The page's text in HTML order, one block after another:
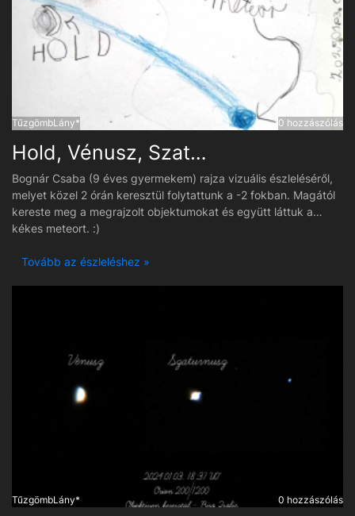
TűzgömbLány* 0 hozzászólás
Hold, Vénusz, Szaturnusz - vizuális észlelés - rajz
Bognár Csaba (9 éves gyermekem) rajza vizuális észleléséről,
melyet közel 2 órán keresztül folytattunk a -2 fokban. Magától
kereste meg a megrajzolt objektumokat és együtt láttuk a
kékes meteort. :)
Tovább az észleléshez »
TűzgömbLány* 0 hozzászólás